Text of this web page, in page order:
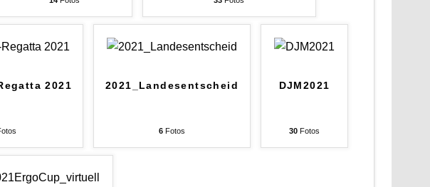
2021 2021_Landesentscheid
6 Fotos
DJM2021
30 Fotos